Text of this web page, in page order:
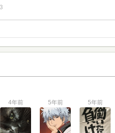
4年前 5年前 5年前